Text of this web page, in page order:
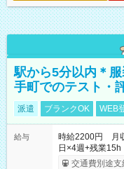
駅から5分以内＊
手町でのテスト・
派遣 ブランクOK WEB
給与
時給2200円 月
日×4週+残業
交通費別途支